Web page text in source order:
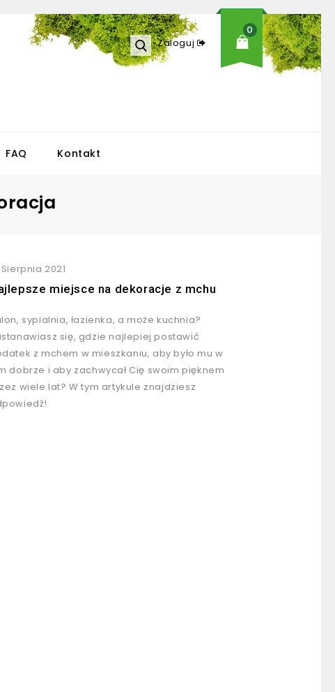
Zaloguj
0
FAQ Kontakt
Sierpnia 2021
miejsce na dekoracje z mchu
sypialnia, łazienka, a może kuchnia?
się, gdzie najlepiej postawić
z mchem w mieszkaniu, aby było mu w
dobrze i aby zachwycał Cię swoim pięknem
wiele lat? W tym artykule znajdziesz